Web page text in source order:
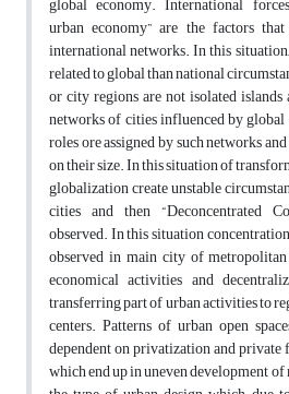
urban economy” are the factors
international networks. In this
related to global than national
or city regions are not isolated
networks of cities influenced by
roles ore assigned by such networks
on their size. In this situation of
globalization create unstable
cities and then “Deconcentrated
observed. In this situation
observed in main city of
economical activities and
transferring part of urban activities to
centers. Patterns of urban open
dependent on privatization and
which end up in uneven development